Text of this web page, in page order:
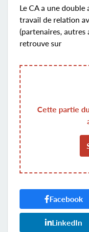
Le CA a une
travail de relation
(partenaires, autres
retrouve sur
Cette partie
Facebook
LinkedIn